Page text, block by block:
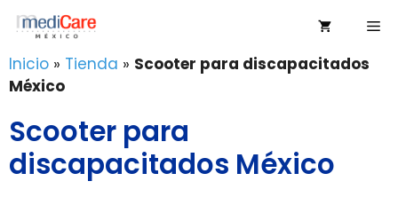
Saltar
contenido
Inicio » Tienda » Scooter para discapacitados
México
Scooter para
discapacitados México